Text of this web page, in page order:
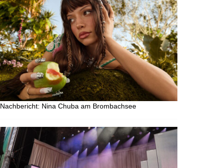
Nachbericht: Nina Chuba am Brombachsee